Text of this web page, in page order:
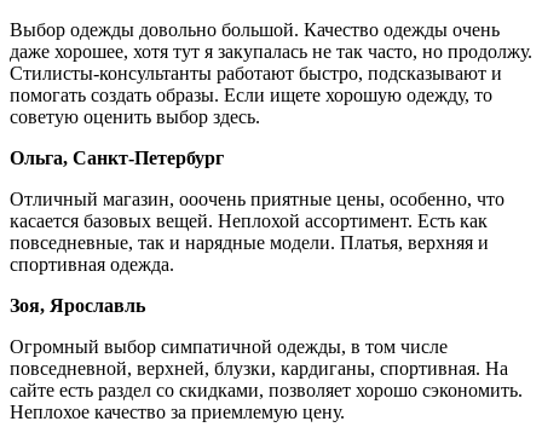
Выбор одежды довольно большой. Качество одежды очень
даже хорошее, хотя тут я закупалась не так часто, но продолжу.
Стилисты-консультанты работают быстро, подсказывают и
помогать создать образы. Если ищете хорошую одежду, то
советую оценить выбор здесь.
Ольга, Санкт-Петербург
Отличный магазин, ооочень приятные цены, особенно, что
касается базовых вещей. Неплохой ассортимент. Есть как
повседневные, так и нарядные модели. Платья, верхняя и
спортивная одежда.
Зоя, Ярославль
Огромный выбор симпатичной одежды, в том числе
повседневной, верхней, блузки, кардиганы, спортивная. На
сайте есть раздел со скидками, позволяет хорошо сэкономить.
Неплохое качество за приемлемую цену.